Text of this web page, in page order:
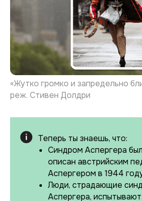
«Жутко громко и запредельно
реж. Стивен Долдри
Теперь ты знаешь, что:
Синдром Аспергера
описан австрийским
Аспергером в 1944
Люди, страдающие
Аспергера,